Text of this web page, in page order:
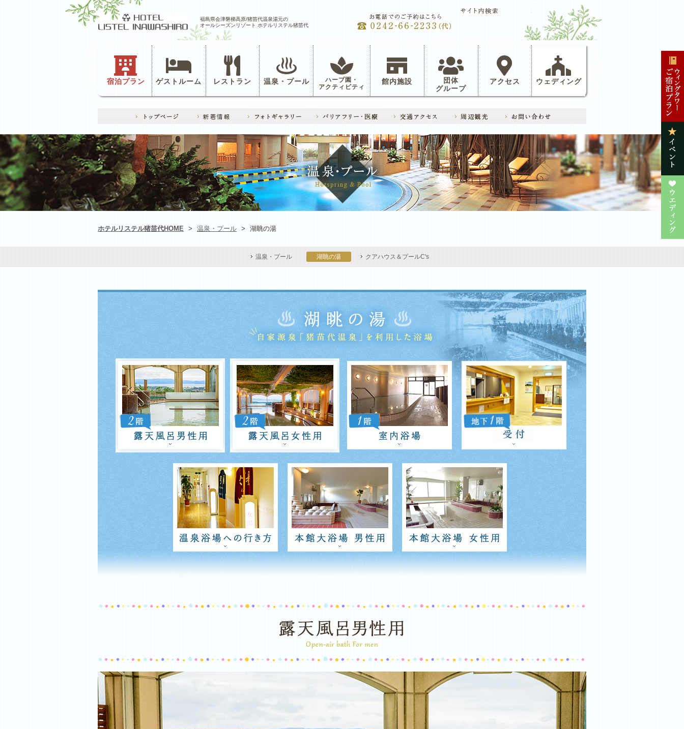
福島県会津磐梯高原/猪苗代温泉湯元の
オールシーズンリゾート ホテルリステル猪苗代
宿泊プラン ゲストルーム レストラン 温泉・プール ハーブ園・
アクティビティ
館内施設
団体
グループ
アクセス ウェディング
ホテルリステル猪苗代HOME > 温泉・プール > 湖眺の湯
温泉・プール 湖眺の湯 クアハウス＆プールC's